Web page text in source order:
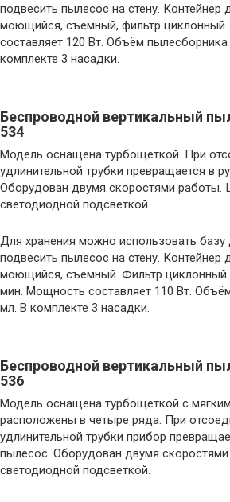
подвесить пылесос на стену. Контейнер
моющийся, съёмный, фильтр
составляет 120 Вт. Объём
комплекте 3 насадки.
Беспроводной вертикальный
534
Модель оснащена турбощёткой. При
удлинительной трубки превращается в
Оборудован двумя скоростями работы.
светодиодной подсветкой.
Для хранения можно использовать базу
подвесить пылесос на стену. Контейнер
моющийся, съёмный. Фильтр
мин. Мощность составляет 110 Вт.
мл. В комплекте 3 насадки.
Беспроводной вертикальный
536
Модель оснащена турбощёткой с
расположены в четыре ряда. При
удлинительной трубки прибор
пылесос. Оборудован двумя
светодиодной подсветкой.